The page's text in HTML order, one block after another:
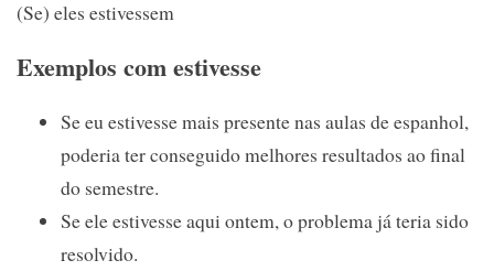
(Se) eles estivessem
Exemplos com estivesse
Se eu estivesse mais presente nas aulas de espanhol,
poderia ter conseguido melhores resultados ao final
do semestre.
Se ele estivesse aqui ontem, o problema já teria sido
resolvido.